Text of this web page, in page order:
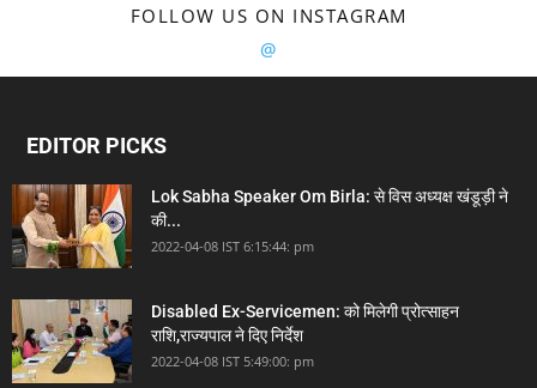
FOLLOW US ON INSTAGRAM
@
EDITOR PICKS
Lok Sabha Speaker Om Birla: से विस अध्यक्ष खंडूड़ी ने
की...
2022-04-08 IST 6:15:44: pm
Disabled Ex-Servicemen: को मिलेगी प्रोत्साहन
राशि,राज्यपाल ने दिए निर्देश
2022-04-08 IST 5:49:00: pm